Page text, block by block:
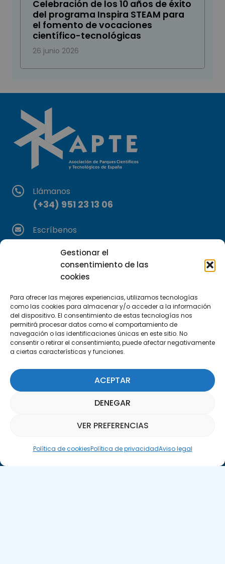
Gestionar el
consentimiento de las
cookies
Para ofrecer las mejores experiencias, utilizamos tecnologías
como las cookies para almacenar y/o acceder a la información
del dispositivo. El consentimiento de estas tecnologías nos
permitirá procesar datos como el comportamiento de
navegación o las identificaciones únicas en este sitio. No
consentir o retirar el consentimiento, puede afectar negativamente
a ciertas características y funciones.
ACEPTAR
DENEGAR
VER PREFERENCIAS
Política de cookiesPolítica de privacidadAviso legal
Celebración de los 10 años de éxito
del programa Inspira STEAM para
el fomento de vocaciones
científico-tecnológicas
26 junio 2026
Llámanos
(+34) 951 23 13 06
Escríbenos
info@apte.org
Encuéntranos
C/Marie Curie, 35
29590 Campanillas, Málaga
Suscríbete a nuestra Newsletter
SUSCRÍBETE AQUÍ